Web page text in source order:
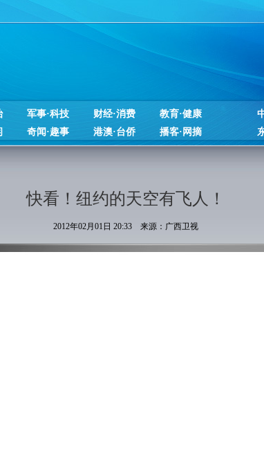
军事·科技 财经·消费
教育·健康
奇闻·趣事 港澳·台侨 播客·网摘
快看！纽约的天空有飞人！
2012年02月01日 20:33 来源：广西卫视